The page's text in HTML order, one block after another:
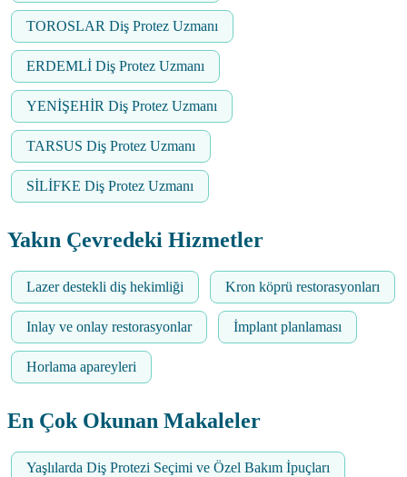
TOROSLAR Diş Protez Uzmanı
ERDEMLİ Diş Protez Uzmanı
YENİŞEHİR Diş Protez Uzmanı
TARSUS Diş Protez Uzmanı
SİLİFKE Diş Protez Uzmanı
Yakın Çevredeki Hizmetler
Lazer destekli diş hekimliği Kron köprü restorasyonları
Inlay ve onlay restorasyonlar İmplant planlaması
Horlama apareyleri
En Çok Okunan Makaleler
Yaşlılarda Diş Protezi Seçimi ve Özel Bakım İpuçları